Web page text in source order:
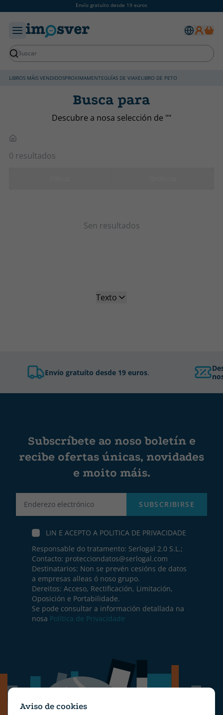
Envío gratuíto desde 19 euros
LIBROS MÁIS VENDIDOSPROXIMAMENTEGUÍAS DE VIAXELIBRO DE PETO
Aviso de cookies
Busca para
Descubre a nosa selección de ""
0 resultados
Sen resultados
Texto
Envío gratuíto desde 19 euros.
Subscríbete ao noso boletín e
recibe ofertas únicas, novidades
e moito máis.
SUBSCRIBIRSE
LIN E ACEPTO A POLITICA DE PRIVACIDADE
Responsable do tratamento: Serlogal 2.0 S.L.;
Contacto: protecciondatos@serlogal.com
Destinatarios: Non se prevén cesións de datos
a empresas alleas ó noso grupo.
Dereitos: Acceso, Rectificación, Limitación,
Oposición e Portabilidade.
Se pode consultar a información detallada na
nosa Política de Privacidade